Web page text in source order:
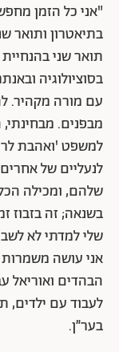
"אני כל הזמן
בתיאטרון ותואר
תואר שני
בסוציולוגיה
עם מורה מקהיר.
מבפנים.
למשפט 'ואהבת
לנעליים של
שלהם, ומכילה
בשנאה; זה בזבוז
שלי למדתי לא
אני עושה
הבהדים ואוריאל
לעבוד עם ילדים,
בער״ן.